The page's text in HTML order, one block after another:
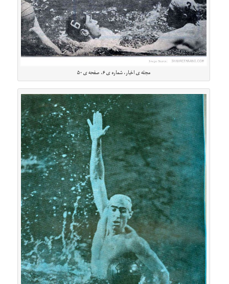
مجله ی اخبار، شماره ی ۶، صفحه ی ۵۰